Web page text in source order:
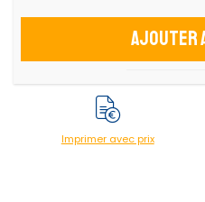
Ajouter
Imprimer avec prix